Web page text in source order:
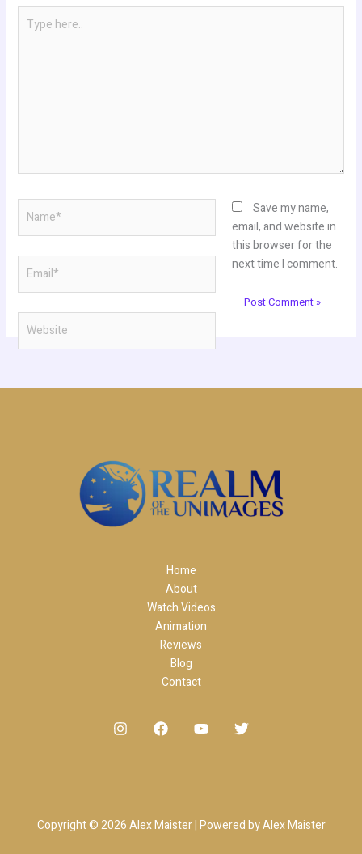
here..
Save my name,
email, and website in
this browser for the
next time I comment.
Home
About
Watch Videos
Animation
Reviews
Blog
Contact
Copyright © 2026 Alex Maister | Powered by Alex Maister